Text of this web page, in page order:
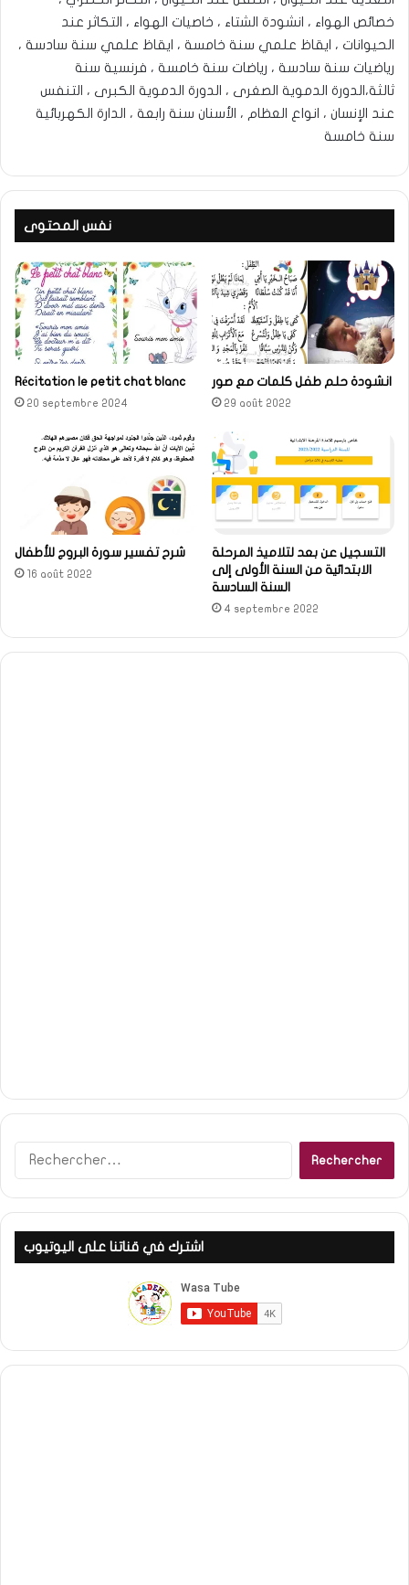
خصائص الهواء ، انشودة الشتاء ، خاصيات الهواء ، التكاثر عند
الحيوانات ، ايقاظ علمي سنة خامسة ، ايقاظ علمي سنة سادسة ،
رياضيات سنة سادسة ، رياضات سنة خامسة ، فرنسية سنة
ثالثة،الدورة الدموية الصغرى ، الدورة الدموية الكبرى ، التنفس
عند الإنسان ، انواع العظام ، الأسنان سنة رابعة ، الدارة الكهربائية
سنة خامسة
نفس المحتوى
Récitation le petit chat blanc
20 septembre 2024
انشودة حلم طفل كلمات مع صور
29 août 2022
شرح تفسير سورة البروج للأطفال
16 août 2022
التسجيل عن بعد لتلاميذ المرحلة
الابتدائية من السنة الأولى إلى
السنة السادسة
4 septembre 2022
اشترك في قناتنا على اليوتيوب